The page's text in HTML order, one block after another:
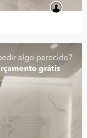
algo parecido?
grátis